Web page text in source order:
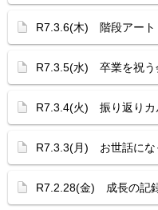
R7.3.6(木) 階段アート
R7.3.5(水) 卒業を祝う
R7.3.4(火) 振り返りカ
R7.3.3(月) お世話にな
R7.2.28(金) 成長の記